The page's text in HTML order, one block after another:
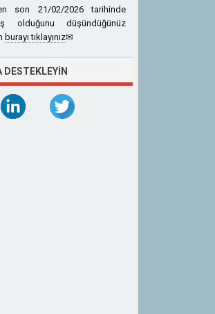
son 21/02/2026 tarihinde
olduğunu düşündüğünüz
burayı tıklayınız✉
DESTEKLEYIN